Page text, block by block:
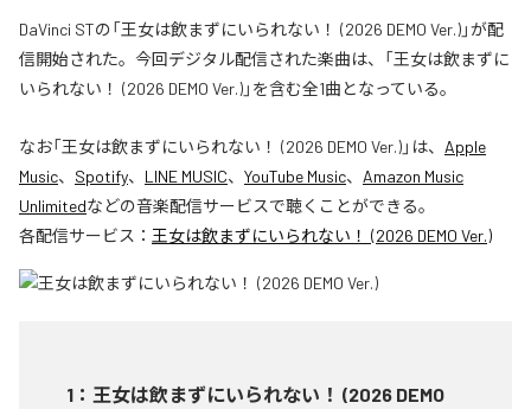
DaVinci STの「王女は飲まずにいられない！ (2026 DEMO Ver.)」が配
信開始された。今回デジタル配信された楽曲は、「王女は飲まずに
いられない！ (2026 DEMO Ver.)」を含む全1曲となっている。
なお「王女は飲まずにいられない！ (2026 DEMO Ver.)」は、 Apple
Music、 Spotify、 LINE MUSIC、 YouTube Music、 Amazon Music
Unlimitedなどの音楽配信サービスで聴くことができる。
各配信サービス： 王女は飲まずにいられない！ (2026 DEMO Ver.)
1 ： 王女は飲まずにいられない！ (2026 DEMO